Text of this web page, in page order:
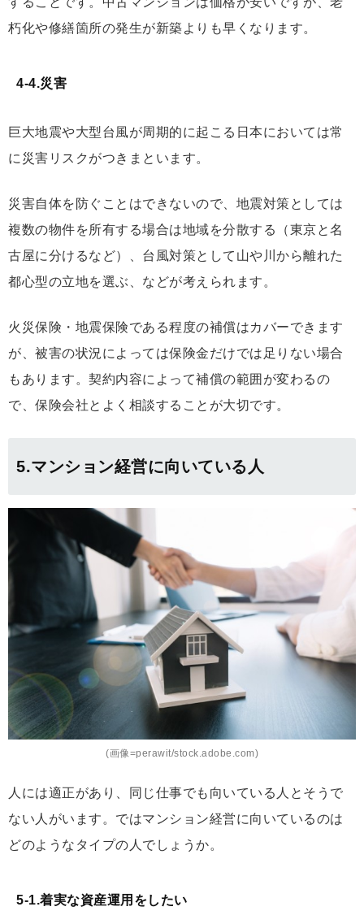
朽化や修繕箇所の発生が新築よりも早くなります。
4-4.災害
巨大地震や大型台風が周期的に起こる日本においては常
に災害リスクがつきまといます。
災害自体を防ぐことはできないので、地震対策としては
複数の物件を所有する場合は地域を分散する（東京と名
古屋に分けるなど）、台風対策として山や川から離れた
都心型の立地を選ぶ、などが考えられます。
火災保険・地震保険である程度の補償はカバーできます
が、被害の状況によっては保険金だけでは足りない場合
もあります。契約内容によって補償の範囲が変わるの
で、保険会社とよく相談することが大切です。
5.マンション経営に向いている人
(画像=perawit/stock.adobe.com)
人には適正があり、同じ仕事でも向いている人とそうで
ない人がいます。ではマンション経営に向いているのは
どのようなタイプの人でしょうか。
5-1.着実な資産運用をしたい